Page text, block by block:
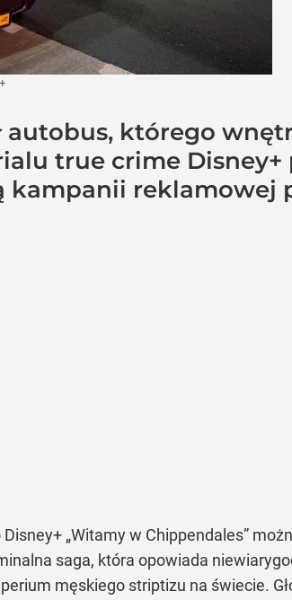
autobus, którego
true crime
kampanii reklamowej
„Witamy w Chippendales”
saga, która opowiada
męskiego striptizu na świecie.